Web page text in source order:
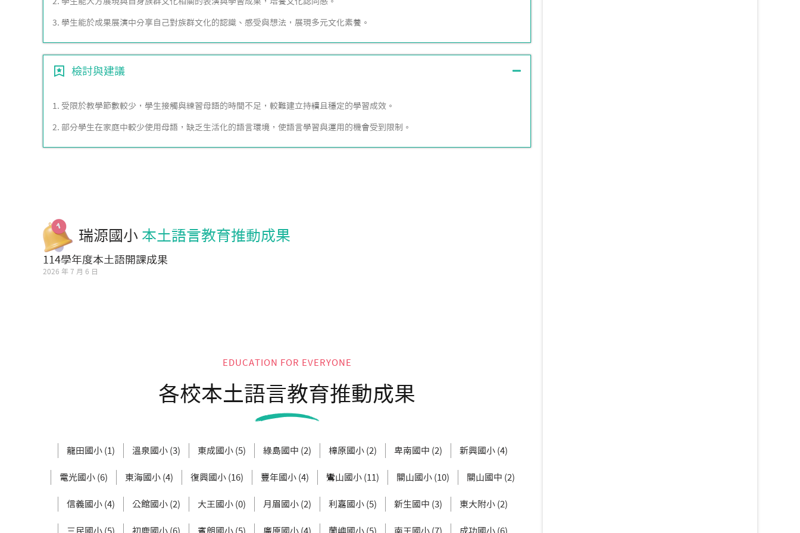
3. 學生能於成果展演中分享自己對族群文化的認識、感受與想法，展現多元文化素養。
檢討與建議
1. 受限於教學節數較少，學生接觸與練習母語的時間不足，較難建立持續且穩定的學習成效。
2. 部分學生在家庭中較少使用母語，缺乏生活化的語言環境，使語言學習與運用的機會受到限制。
瑞源國小 本土語言教育推動成果
114學年度本土語開課成果
2026 年 7 月 6 日
EDUCATION FOR EVERYONE
各校本土語言教育推動成果
龍田國小 (1) 溫泉國小 (3) 東成國小 (5) 綠島國中 (2) 樟原國小 (2) 卑南國中 (2) 新興國小 (4)
電光國小 (6) 東海國小 (4) 復興國小 (16) 豐年國小 (4) 鸞山國小 (11) 關山國小 (10) 關山國中 (2)
信義國小 (4) 公館國小 (2) 大王國小 (0) 月眉國小 (2) 利嘉國小 (5) 新生國中 (3) 東大附小 (2)
三民國小 (5) 初鹿國小 (6) 賓朗國小 (5) 廣原國小 (4) 蘭嶼國小 (5) 南王國小 (7) 成功國小 (6)